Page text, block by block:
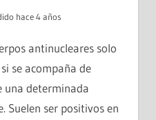
hace 4 años
antinucleares solo
se acompaña de
una determinada
Suelen ser positivos en